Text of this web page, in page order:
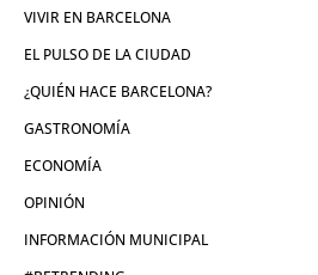
VIVIR EN BARCELONA
EL PULSO DE LA CIUDAD
¿QUIÉN HACE BARCELONA?
GASTRONOMÍA
ECONOMÍA
OPINIÓN
INFORMACIÓN MUNICIPAL